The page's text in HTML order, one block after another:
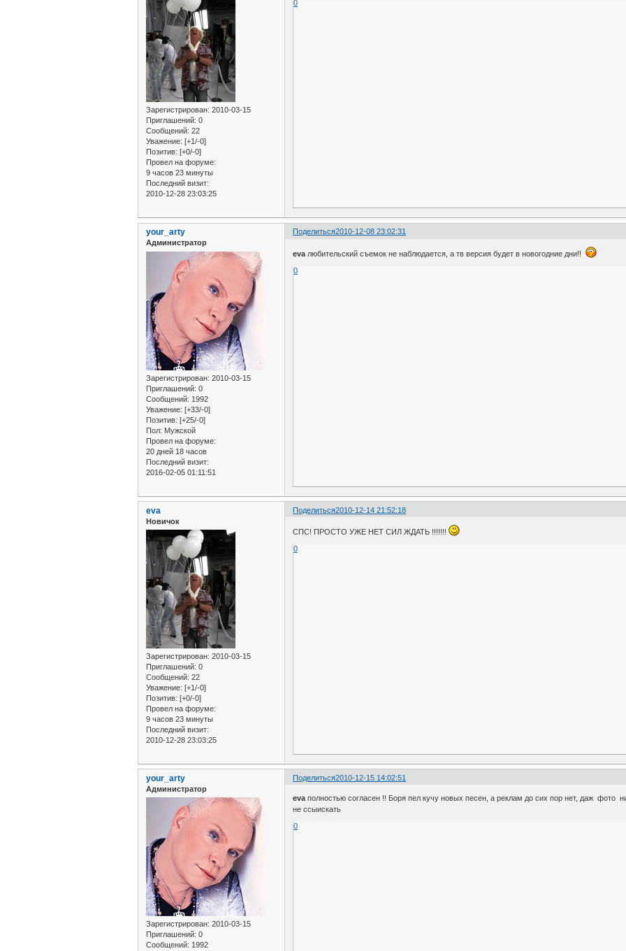
Зарегистрирован: 2010-03-15
Приглашений: 0
Сообщений: 22
Уважение: [+1/-0]
Позитив: [+0/-0]
Провел на форуме:
9 часов 23 минуты
Последний визит:
2010-12-28 23:03:25
0
Поделиться2010-12-08 23:02:31
your_arty
Администратор
Зарегистрирован: 2010-03-15
Приглашений: 0
Сообщений: 1992
Уважение: [+33/-0]
Позитив: [+25/-0]
Пол: Мужской
Провел на форуме:
20 дней 18 часов
Последний визит:
2016-02-05 01:11:51
eva любительский съемок не наблюдается, а тв версия будет в новогодние дни!!
0
Поделиться2010-12-14 21:52:18
eva
Новичок
Зарегистрирован: 2010-03-15
Приглашений: 0
Сообщений: 22
Уважение: [+1/-0]
Позитив: [+0/-0]
Провел на форуме:
9 часов 23 минуты
Последний визит:
2010-12-28 23:03:25
СПС! ПРОСТО УЖЕ НЕТ СИЛ ЖДАТЬ !!!!!!!
0
Поделиться2010-12-15 14:02:51
your_arty
Администратор
Зарегистрирован: 2010-03-15
Приглашений: 0
Сообщений: 1992
evaполностью согласен !! Боря пел кучу новых песен, а реклам до сих пор нет, даж фото
не ссыискать
0